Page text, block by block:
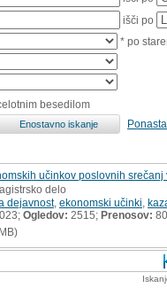
išči po
* po
besedilom
učinkov poslovnih
delo
dejavnost, ekonomski učinki
Ogledov: 2515; Prenosov: 80